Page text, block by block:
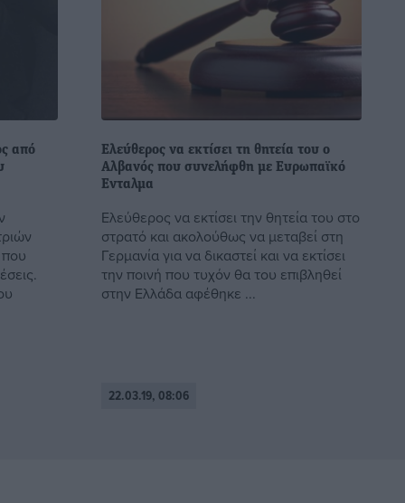
από
Ελεύθερος να εκτίσει τη θητεία του ο
Αλβανός που συνελήφθη με Ευρωπαϊκό
Ενταλμα
Ελεύθερος να εκτίσει την θητεία του στο
στρατό και ακολούθως να μεταβεί στη
Γερμανία για να δικαστεί και να εκτίσει
την ποινή που τυχόν θα του επιβληθεί
στην Ελλάδα αφέθηκε ...
22.03.19, 08:06